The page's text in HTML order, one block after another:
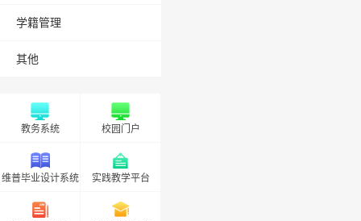
学籍管理
其他
教务系统 校园门户
维普毕业设计系统 实践教学平台